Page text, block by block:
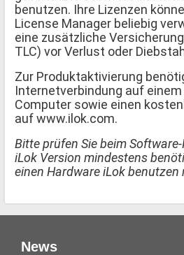
benutzen. Ihre Lizenzen
License Manager beliebig
eine zusätzliche
TLC) vor Verlust oder
Zur Produktaktivierung
Internetverbindung auf
Computer sowie einen
auf www.ilok.com.
Bitte prüfen Sie beim
iLok Version mindestens
einen Hardware iLok benutzen
News